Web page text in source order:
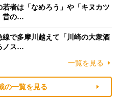
若者は「なめろう」や「キヌカツ
昔の…
線で多摩川越えて「川崎の大衆酒
ノス…
一覧を見る
の一覧を見る